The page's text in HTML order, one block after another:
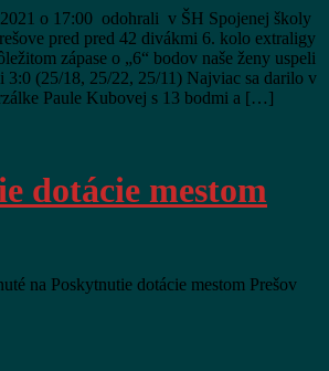
o 17:00 odohrali v ŠH Spojenej školy
pred pred 42 divákmi 6. kolo extraligy
zápase o „6“ bodov naše ženy uspeli
3:0 (25/18, 25/22, 25/11) Najviac sa darilo v
Paule Kubovej s 13 bodmi a […]
dotácie mestom
na Poskytnutie dotácie mestom Prešov